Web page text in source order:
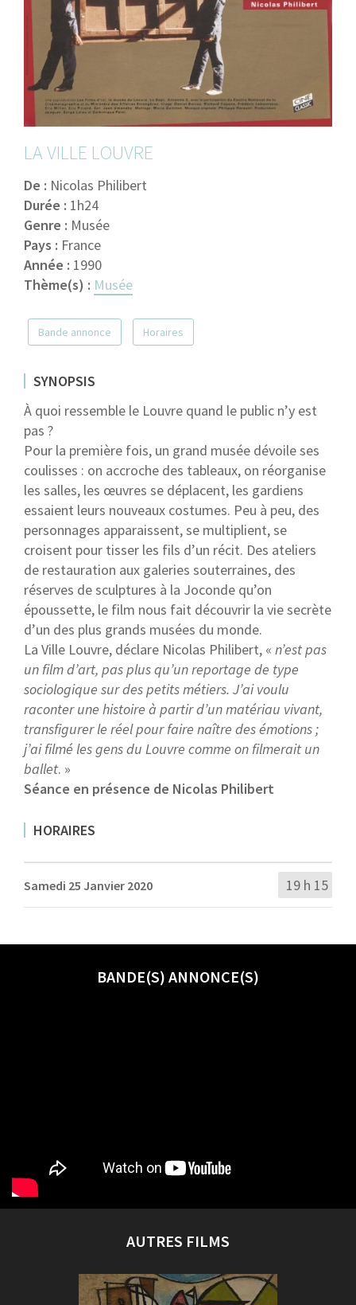
LA VILLE LOUVRE
De : Nicolas Philibert
Durée : 1h24
Genre : Musée
Pays : France
Année : 1990
Thème(s) : Musée
Bande annonce Horaires
SYNOPSIS
À quoi ressemble le Louvre quand le public n’y est
pas ?
Pour la première fois, un grand musée dévoile ses
coulisses : on accroche des tableaux, on réorganise
les salles, les œuvres se déplacent, les gardiens
essaient leurs nouveaux costumes. Peu à peu, des
personnages apparaissent, se multiplient, se
croisent pour tisser les fils d’un récit. Des ateliers
de restauration aux galeries souterraines, des
réserves de sculptures à la Joconde qu’on
époussette, le film nous fait découvrir la vie secrète
d’un des plus grands musées du monde.
La Ville Louvre, déclare Nicolas Philibert, « n’est pas
un film d’art, pas plus qu’un reportage de type
sociologique sur des petits métiers. J’ai voulu
raconter une histoire à partir d’un matériau vivant,
transfigurer le réel pour faire naître des émotions ;
j’ai filmé les gens du Louvre comme on filmerait un
ballet. »
Séance en présence de Nicolas Philibert
HORAIRES
Samedi 25 Janvier 2020 19 h 15
BANDE(S) ANNONCE(S)
AUTRES FILMS